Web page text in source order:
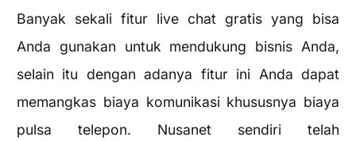
Banyak sekali fitur live chat gratis yang bisa
Anda gunakan untuk mendukung bisnis Anda,
selain itu dengan adanya fitur ini Anda dapat
memangkas biaya komunikasi khususnya biaya
pulsa telepon. Nusanet sendiri telah